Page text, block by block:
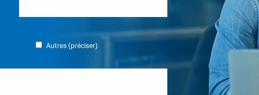
Autres (préciser)